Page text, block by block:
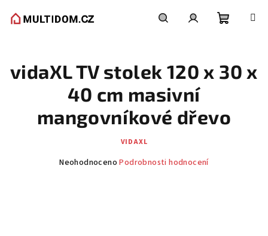
košík
vidaXL TV stolek 120 x 30 x
40 cm masivní
mangovníkové dřevo
VIDAXL
Průměrné
Neohodnoceno Podrobnosti hodnocení